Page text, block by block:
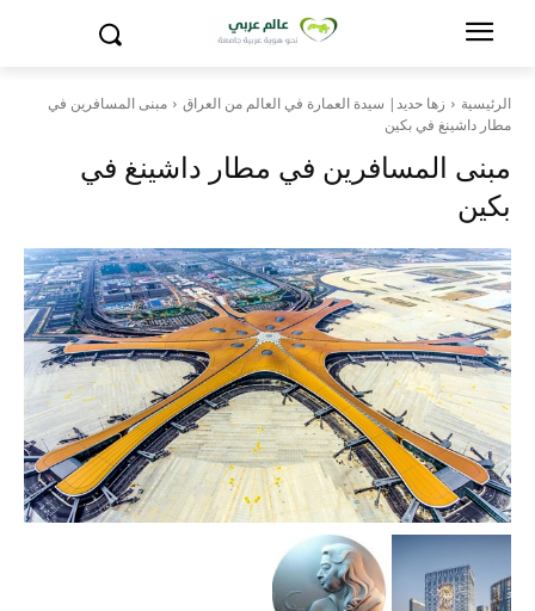
الرئيسية زها حديد| سيدة العمارة في العالم من العراق
مبنى المسافرین في
مطار داشينغ في بكين
مبنى المسافرین في مطار داشينغ في
بكين